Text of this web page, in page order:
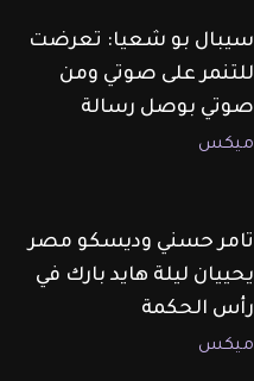
سيبال بو شعيا: تعرضت
للتنمر على صوتي ومن
صوتي بوصل رسالة
ميكس
تامر حسني وديسكو مصر
يحييان ليلة هايد بارك في
رأس الحكمة
ميكس